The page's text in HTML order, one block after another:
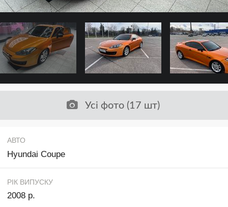
Усі фото (17 шт)
АВТО
Hyundai Coupe
РІК ВИПУСКУ
2008 р.